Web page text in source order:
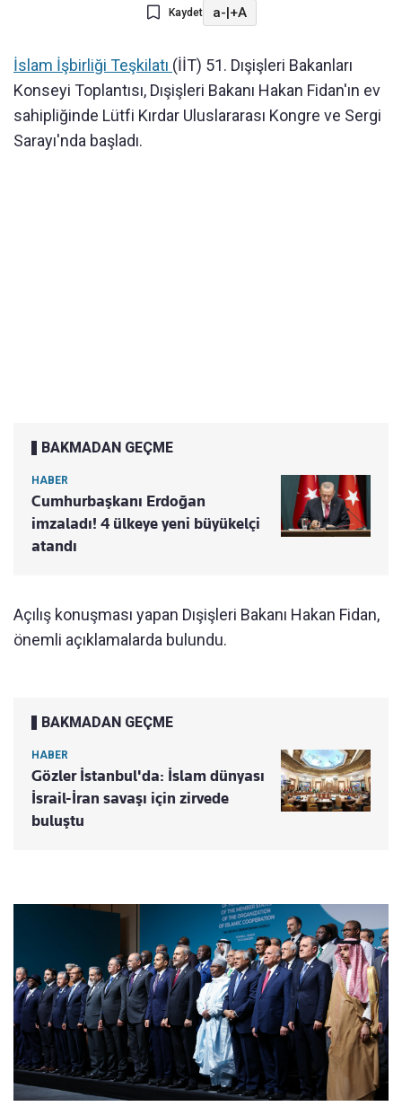
Kaydet a-|+A
İslam İşbirliği Teşkilatı (İİT) 51. Dışişleri Bakanları
Konseyi Toplantısı, Dışişleri Bakanı Hakan Fidan'ın ev
sahipliğinde Lütfi Kırdar Uluslararası Kongre ve Sergi
Sarayı'nda başladı.
BAKMADAN GEÇME
HABER
Cumhurbaşkanı Erdoğan
imzaladı! 4 ülkeye yeni büyükelçi
atandı
Açılış konuşması yapan Dışişleri Bakanı Hakan Fidan,
önemli açıklamalarda bulundu.
BAKMADAN GEÇME
HABER
Gözler İstanbul'da: İslam dünyası
İsrail-İran savaşı için zirvede
buluştu